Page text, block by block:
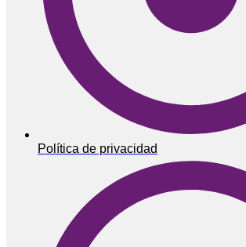
Política de privacidad